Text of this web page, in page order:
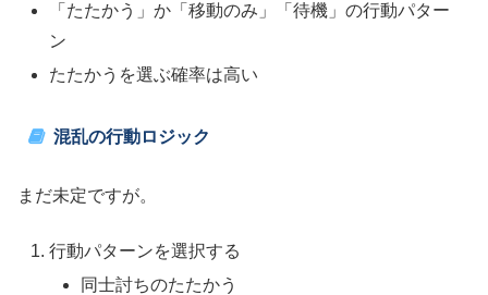
「たたかう」か「移動のみ」「待機」の行動パター
ン
たたかうを選ぶ確率は高い
混乱の行動ロジック
まだ未定ですが。
行動パターンを選択する
同士討ちのたたかう